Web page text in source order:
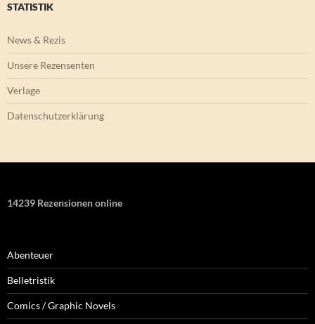
STATISTIK
News & Rezis
Unsere Rezensenten
Verlage
Datenschutzerklärung
14239 Rezensionen online
Abenteuer
Belletristik
Comics / Graphic Novels